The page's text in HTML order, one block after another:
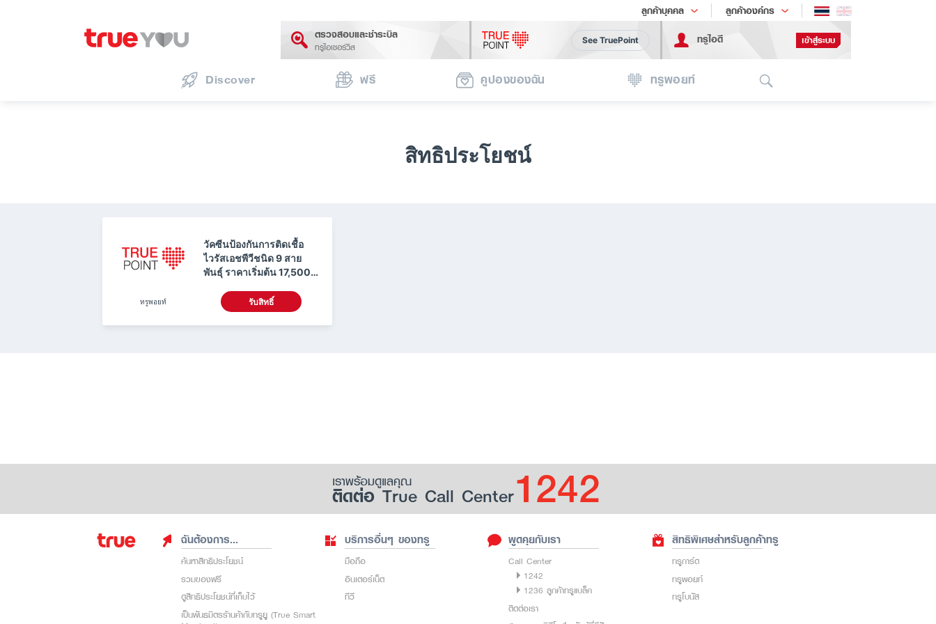
ลูกค้าบุคคล ลูกค้าองค์กร
เทรนด์เทคโนโลยี
ตรวจสอบและชำระบิล
ทรูไอเซอร์วิส
See TruePoint ทรูไอดี เข้าสู่ระบบ
Discover ฟรี คูปองของฉัน ทรูพอยท์
สิทธิประโยชน์
วัคซีนป้องกันการติดเชื้อ
ไวรัสเอชพีวีชนิด 9 สาย
พันธุ์ ราคาเริ่มต้น 17,500.-
ทรูพอยท์ รับสิทธิ์
เราพร้อมดูแลคุณ
ติดต่อ True Call Center1242
ฉันต้องการ...
ค้นหาสิทธิประโยชน์
รวมของฟรี
ดูสิทธิประโยชน์ที่เก็บไว้
เป็นพันธมิตรร้านค้ากับทรูยู (True Smart
บริการอื่นๆ ของทรู
มือถือ
อินเตอร์เน็ต
ทีวี
พูดคุยกับเรา
Call Center
1242
1236 ลูกค้าทรูแบล็ค
ติดต่อเรา
สิทธิพิเศษสำหรับลูกค้าทรู
ทรูการ์ด
ทรูพอยท์
ทรูโบนัส